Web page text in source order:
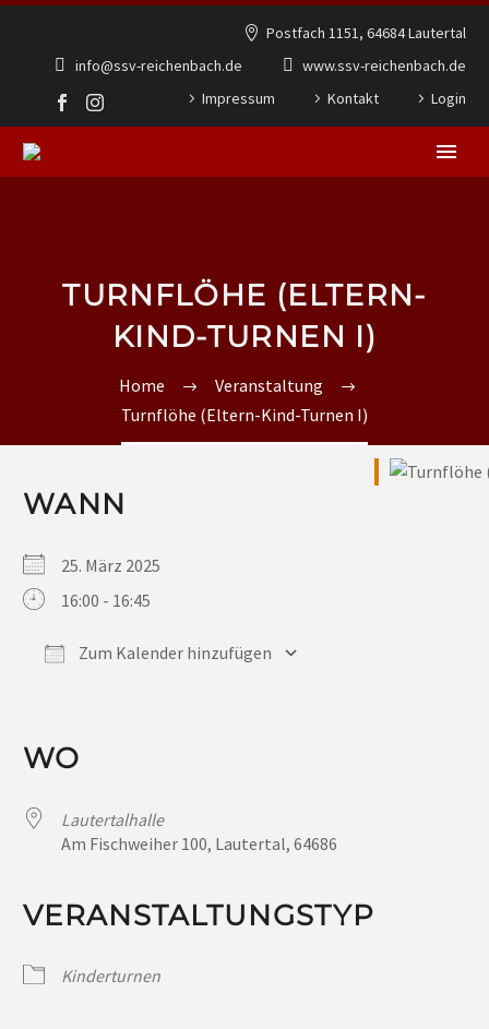
Postfach 1151, 64684 Lautertal
info@ssv-reichenbach.de
www.ssv-reichenbach.de
Impressum
Kontakt Login
TURNFLÖHE (ELTERN-
KIND-TURNEN I)
Home
Veranstaltung
Turnflöhe (Eltern-Kind-Turnen I)
WANN
25. März 2025
16:00 - 16:45
Zum Kalender hinzufügen
WO
Lautertalhalle
Am Fischweiher 100, Lautertal, 64686
VERANSTALTUNGSTYP
Kinderturnen